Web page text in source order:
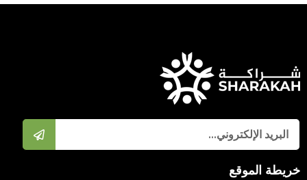
خريطة الموقع